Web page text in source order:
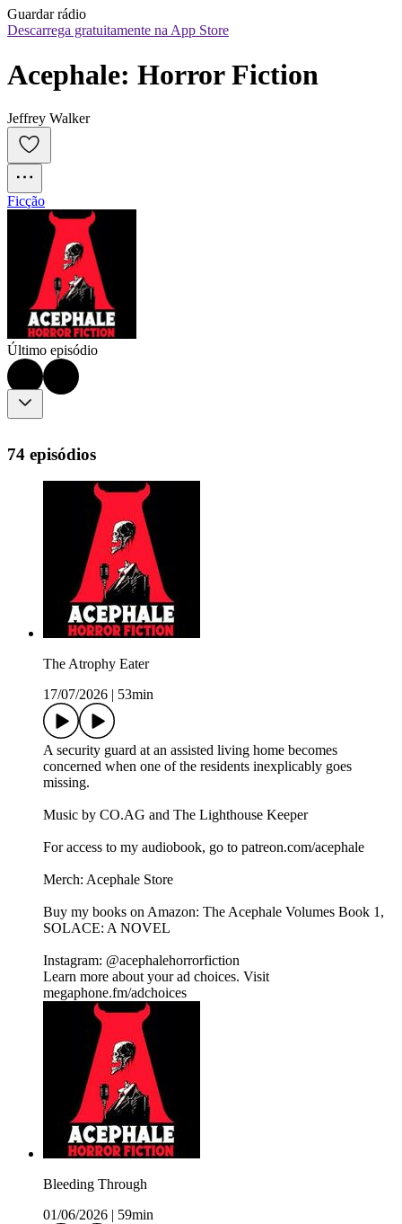
Guardar rádio
Descarrega gratuitamente na App Store
Acephale: Horror Fiction
Jeffrey Walker
Ficção
Último episódio
74 episódios
The Atrophy Eater
17/07/2026
53min
A security guard at an assisted living home becomes
concerned when one of the residents inexplicably goes
missing.
Music by CO.AG and The Lighthouse Keeper
For access to my audiobook, go to patreon.com/acephale
Merch: Acephale Store
Buy my books on Amazon: The Acephale Volumes Book 1,
SOLACE: A NOVEL
Instagram: @acephalehorrorfiction
Learn more about your ad choices. Visit
megaphone.fm/adchoices
Bleeding Through
01/06/2026
59min